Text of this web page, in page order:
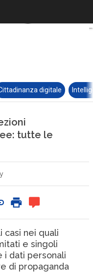
digitale
tutte le
casi nei quali
e singoli
i dati personali
di propaganda